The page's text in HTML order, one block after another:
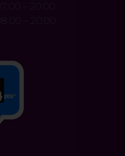
07:00 – 20:00
08:00 – 20:00